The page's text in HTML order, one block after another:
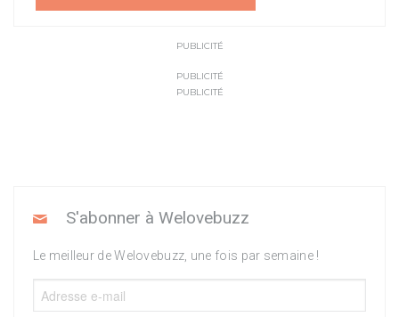
PUBLICITÉ
PUBLICITÉ
PUBLICITÉ
S'abonner à Welovebuzz
Le meilleur de Welovebuzz, une fois par semaine !